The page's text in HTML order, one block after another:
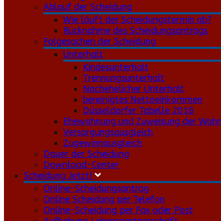
Ablauf der Scheidung
Wie läuft der Scheidungstermin ab?
Rücknahme des Scheidungsantrags
Folgesachen der Scheidung
Unterhalt
Kindesunterhalt
Trennungsunterhalt
Nachehelicher Unterhalt
bereinigtes Nettoeinkommen
Düsseldorfer Tabelle 2018
Ehewohnung und Zuweisung der
Versorgungsausgleich
Zugewinnausgleich
Dauer der Scheidung
Download-Center
Scheidung Jetzt!
Online-Scheidungsantrag
Online Scheidung per Telefon
Online-Scheidung per Fax oder Post